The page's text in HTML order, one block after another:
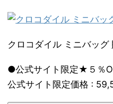
クロコダイル ミニバッグ
●公式サイト限定★５％
公式サイト限定価格 :